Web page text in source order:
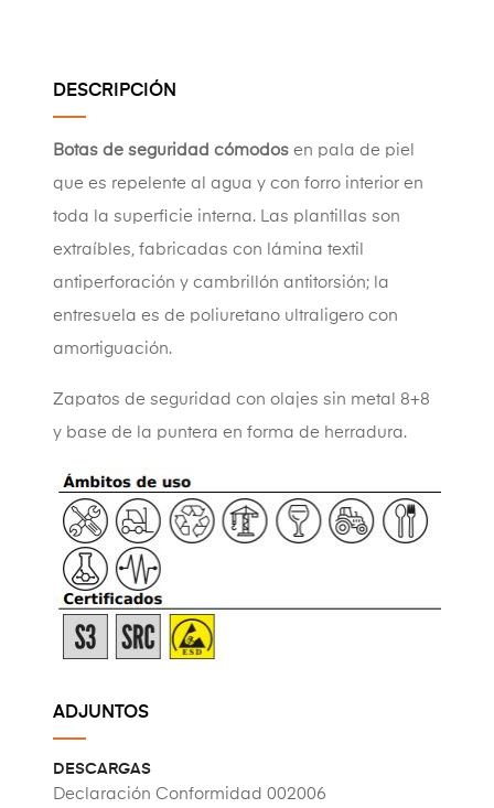
DESCRIPCIÓN
Botas de seguridad cómodos en pala de piel
que es repelente al agua y con forro interior en
toda la superficie interna. Las plantillas son
extraíbles, fabricadas con lámina textil
antiperforación y cambrillón antitorsión; la
entresuela es de poliuretano ultraligero con
amortiguación.
Zapatos de seguridad con olajes sin metal 8+8
y base de la puntera en forma de herradura.
ADJUNTOS
DESCARGAS
Declaración Conformidad 002006